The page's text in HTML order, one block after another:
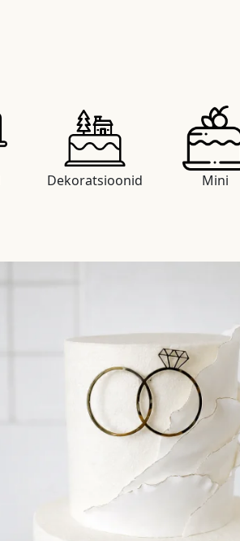
Dekoratsioonid Mini